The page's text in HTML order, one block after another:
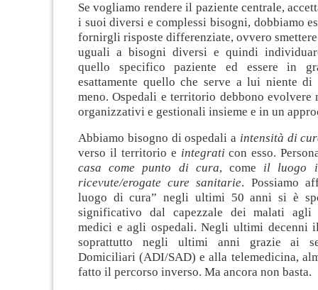
Se vogliamo rendere il paziente centrale,
i suoi diversi e complessi bisogni, dobbiamo
fornirgli risposte differenziate, ovvero
uguali a bisogni diversi e quindi
quello specifico paziente ed essere in
esattamente quello che serve a lui niente
meno. Ospedali e territorio debbono
organizzativi e gestionali insieme e in un
Abbiamo bisogno di ospedali a intensità di
verso il territorio e integrati con esso.
casa come punto di cura, come il luogo
ricevute/erogate cure sanitarie. Possiamo
luogo di cura” negli ultimi 50 anni si è
significativo dal capezzale dei malati agli
medici e agli ospedali. Negli ultimi decenni
soprattutto negli ultimi anni grazie ai
Domiciliari (ADI/SAD) e alla telemedicina,
fatto il percorso inverso. Ma ancora non basta.